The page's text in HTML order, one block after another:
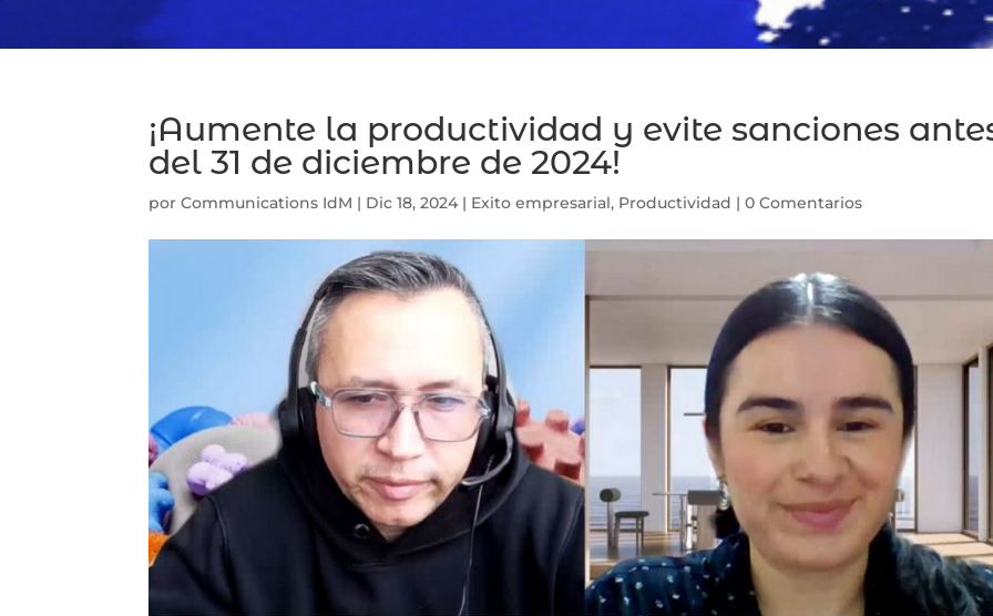
¡Aumente la productividad y evite sanciones
del 31 de diciembre de 2024!
porCommunications IdM | Dic 18, 2024 | Exito empresarial, Productividad |0 Comentarios